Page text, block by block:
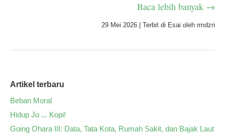
Baca lebih banyak →
29 Mei 2026 Terbit di Esai oleh rmdzn
Artikel terbaru
Beban Moral
Hidup Jo ... Kopi!
Going Ohara III: Data, Tata Kota, Rumah Sakit, dan Bajak Laut